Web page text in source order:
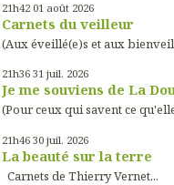
21h42 01 août 2026
Carnets du veilleur
(Aux éveillé(e)s et aux
21h36 31 juil. 2026
Je me souviens de La
(Pour ceux qui savent ce
21h46 30 juil. 2026
La beauté sur la terre
Carnets de Thierry Vernet...